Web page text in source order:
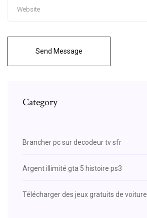
Send Message
Category
Brancher pc sur decodeur tv sfr
Argent illimité gta 5 histoire ps3
Télécharger des jeux gratuits de voiture